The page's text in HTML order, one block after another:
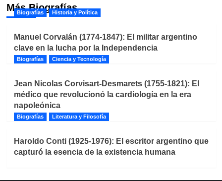
Más Biografías
Biografías Historia y Política
Manuel Corvalán (1774-1847): El militar argentino
clave en la lucha por la Independencia
Biografías Ciencia y Tecnología
Jean Nicolas Corvisart-Desmarets (1755-1821): El
médico que revolucionó la cardiología en la era
napoleónica
Biografías Literatura y Filosofía
Haroldo Conti (1925-1976): El escritor argentino que
capturó la esencia de la existencia humana